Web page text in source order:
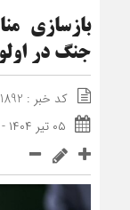
بازسازی
جنگ در
کد خبر : 11892
۰۵ تیر ۱۴۰۴ - ۱۲:۳۴